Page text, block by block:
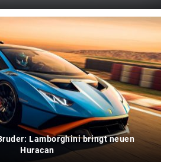
Lamborghini bringt neuen
Huracan